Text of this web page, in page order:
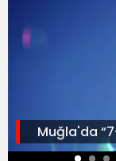
Muğla'da